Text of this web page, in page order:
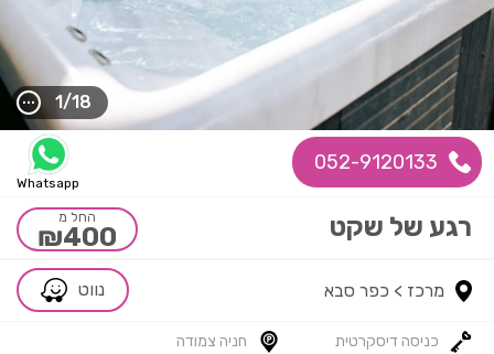
052-9120133
Whatsapp
החל מ
₪400
נווט
1/18
רגע של שקט
מרכז > כפר סבא
כניסה דיסקרטית חניה צמודה